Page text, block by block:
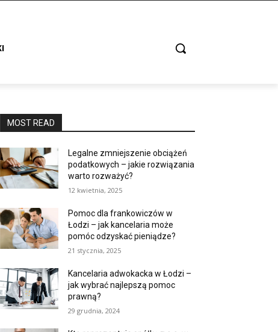
MOST READ
Legalne zmniejszenie obciążeń
podatkowych – jakie rozwiązania
warto rozważyć?
12 kwietnia, 2025
Pomoc dla frankowiczów w
Łodzi – jak kancelaria może
pomóc odzyskać pieniądze?
21 stycznia, 2025
Kancelaria adwokacka w Łodzi –
jak wybrać najlepszą pomoc
prawną?
29 grudnia, 2024